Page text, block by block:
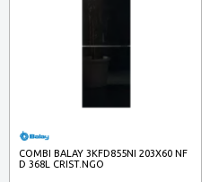
COMBI BALAY 3KFD855NI 203X60 NF
D 368L CRIST.NGO